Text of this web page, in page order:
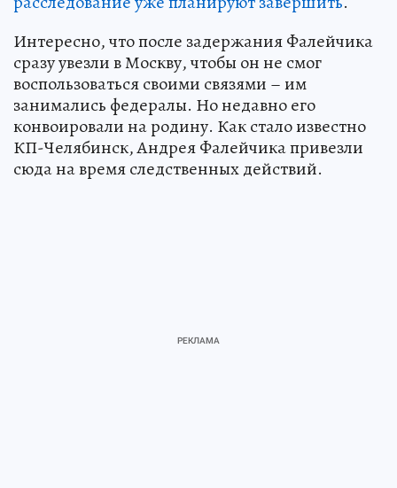
Интересно, что после задержания Фалейчика
сразу увезли в Москву, чтобы он не смог
воспользоваться своими связями – им
занимались федералы. Но недавно его
конвоировали на родину. Как стало известно
КП-Челябинск, Андрея Фалейчика привезли
сюда на время следственных действий.